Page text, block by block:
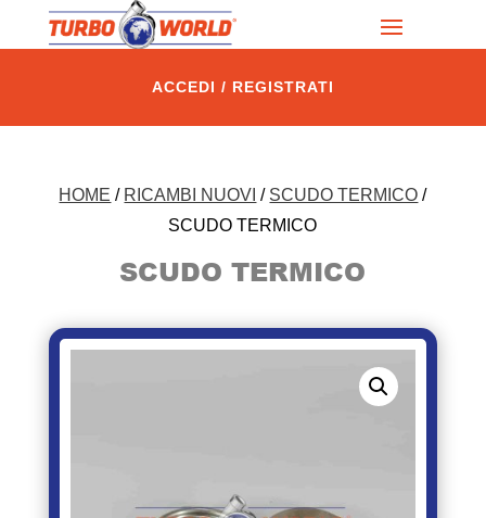
ACCEDI / REGISTRATI
HOME / RICAMBI NUOVI / SCUDO TERMICO /
SCUDO TERMICO
SCUDO TERMICO